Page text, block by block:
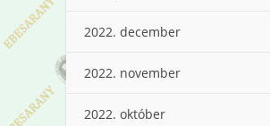
2022. december
2022. november
2022. október